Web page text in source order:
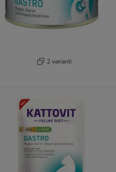
2 varianti